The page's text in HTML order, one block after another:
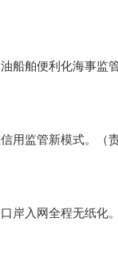
舶便利化海事监
监管新模式。（
入网全程无纸化